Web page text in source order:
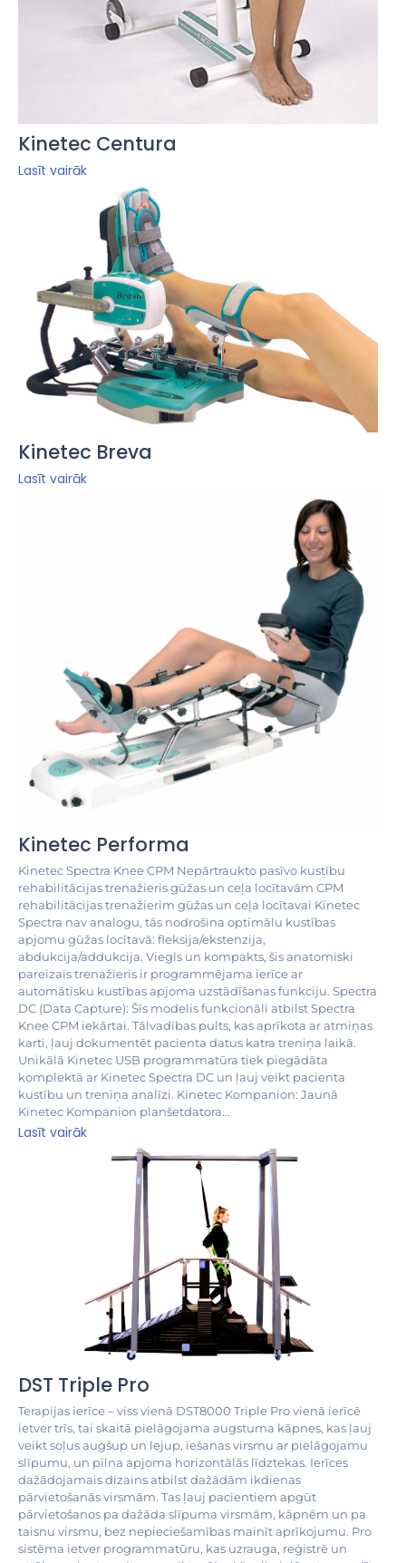
Kinetec Centura
Lasīt vairāk
Kinetec Breva
Lasīt vairāk
Kinetec Performa
Kinetec Spectra Knee CPM Nepārtraukto pasīvo kustību
rehabilitācijas trenažieris gūžas un ceļa locītavām CPM
rehabilitācijas trenažierim gūžas un ceļa locītavai Kinetec
Spectra nav analogu, tās nodrošina optimālu kustības
apjomu gūžas locītavā: fleksija/ekstenzija,
abdukcija/addukcija. Viegls un kompakts, šis anatomiski
pareizais trenažieris ir programmējama ierīce ar
automātisku kustības apjoma uzstādīšanas funkciju. Spectra
DC (Data Capture): Šīs modelis funkcionāli atbilst Spectra
Knee CPM iekārtai. Tālvadības pults, kas aprīkota ar atmiņas
karti, ļauj dokumentēt pacienta datus katra treniņa laikā.
Unikālā Kinetec USB programmatūra tiek piegādāta
komplektā ar Kinetec Spectra DC un ļauj veikt pacienta
kustību un treniņa analīzi. Kinetec Kompanion: Jaunā
Kinetec Kompanion planšetdatora...
Lasīt vairāk
DST Triple Pro
Terapijas ierīce – viss vienā DST8000 Triple Pro vienā ierīcē
ietver trīs, tai skaitā pielāgojama augstuma kāpnes, kas ļauj
veikt soļus augšup un lejup, iešanas virsmu ar pielāgojamu
slīpumu, un pilna apjoma horizontālās līdztekas. Ierīces
dažādojamais dizains atbilst dažādām ikdienas
pārvietošanās virsmām. Tas ļauj pacientiem apgūt
pārvietošanos pa dažāda slīpuma virsmām, kāpnēm un pa
taisnu virsmu, bez nepieciešamības mainīt aprīkojumu. Pro
sistēma ietver programmatūru, kas uzrauga, reģistrē un